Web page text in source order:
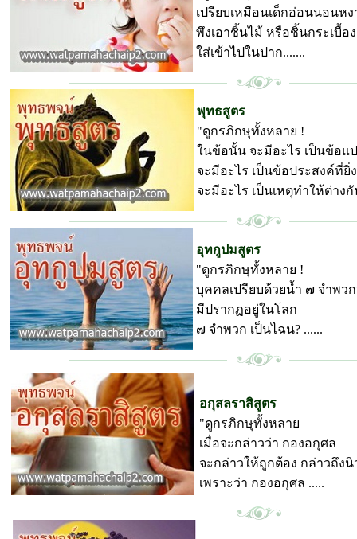
เปรียบเหมือนเด็กอ่อนนอนหง
พึงเอาชิ้นไม้ หรือชิ้นกระเบื้อง
ใส่เข้าไปในปาก.......
พุทธสูตร
"ดูกรภิกษุทั้งหลาย !
ในข้อนั้น จะมีอะไร เป็นข้อแ
จะมีอะไร เป็นข้อประสงค์ที่ยิ่
จะมีอะไร เป็นเหตุทำให้ต่างกั
อุทกูปมสูตร
"ดูกรภิกษุทั้งหลาย !
บุคคลเปรียบด้วยน้ำ ๗ จำพว
มีปรากฏอยู่ในโลก
๗ จำพวก เป็นไฉน? ......
อกุสลราสิสูตร
"ดูกรภิกษุทั้งหลาย
เมื่อจะกล่าวว่า กองอกุศล
จะกล่าวให้ถูกต้อง กล่าวถึง
เพราะว่า กองอกุศล .....